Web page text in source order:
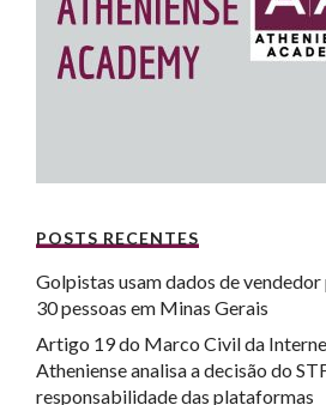
POSTS RECENTES
Golpistas usam dados de vendedor
30 pessoas em Minas Gerais
Artigo 19 do Marco Civil da
Atheniense analisa a decisão do
responsabilidade das plataformas